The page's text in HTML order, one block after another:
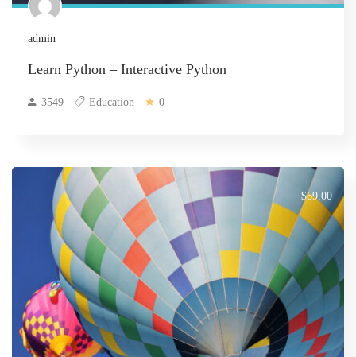
admin
Learn Python – Interactive Python
3549 Education 0
$69.00